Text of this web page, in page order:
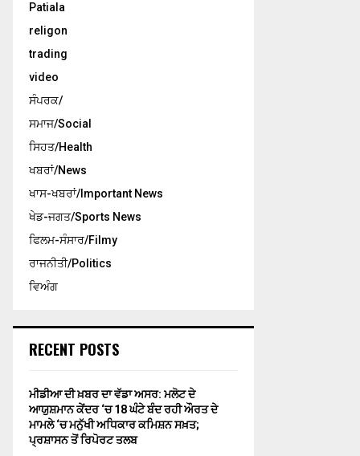
Patiala
religon
trading
video
ਸੰਪਰਕ/
ਸਮਾਜ/Social
ਸਿਹਤ/Health
ਖਬਰਾਂ/News
ਖਾਸ-ਖਬਰਾਂ/Important News
ਖੇਡ-ਜਗਤ/Sports News
ਫਿਲਮ-ਸੰਸਾਰ/Filmy
ਰਾਜਨੀਤੀ/Politics
ਵਿਅੰਗ
RECENT POSTS
ਮੀਡੀਆ ਦੀ ਖ਼ਬਰ ਦਾ ਵੱਡਾ ਅਸਰ: ਮਲੋਟ ਦੇ
ਆਯੁਸ਼ਮਾਨ ਕੇਂਦਰ ‘ਚ 18 ਘੰਟੇ ਬੰਦ ਰਹੀ ਔਰਤ ਦੇ
ਮਾਮਲੇ ‘ਚ ਮਨੁੱਖੀ ਅਧਿਕਾਰ ਕਮਿਸ਼ਨ ਸਖ਼ਤ;
ਪ੍ਰਸ਼ਾਸਨ ਤੋਂ ਰਿਪੋਰਟ ਤਲਬ